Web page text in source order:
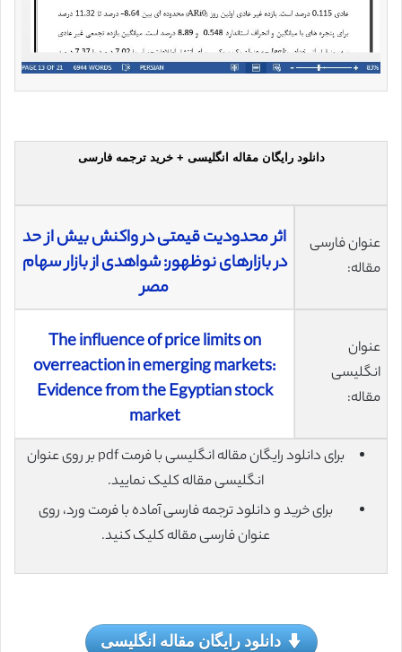
دانلود رایگان مقاله انگلیسی + خرید ترجمه فارسی
عنوان فارسی
مقاله:
اثر محدودیت قیمتی در واکنش بیش از حد
در بازارهای نوظهور: شواهدی از بازار سهام
مصر
عنوان
انگلیسی
مقاله:
The influence of price limits on
overreaction in emerging markets:
Evidence from the Egyptian stock
market
برای دانلود رایگان مقاله انگلیسی با فرمت pdf بر روی عنوان
انگلیسی مقاله کلیک نمایید.
برای خرید و دانلود ترجمه فارسی آماده با فرمت ورد، روی
عنوان فارسی مقاله کلیک کنید.
دانلود رایگان مقاله انگلیسی